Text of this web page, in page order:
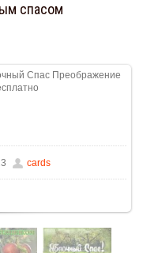
спасом
cards